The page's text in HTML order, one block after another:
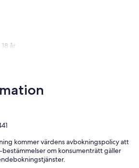
år
kommer värdens avbokningspolicy att
om konsumenträtt gäller